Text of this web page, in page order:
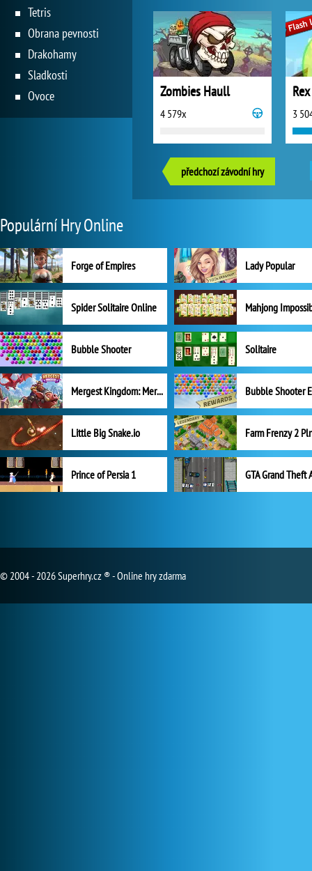
Zombies Haull
4 579x 3
předchozí závodní hry
Tetris
Obrana pevnosti
Drakohamy
Sladkosti
Ovoce
Populární Hry Online
Forge of Empires Lady Popular
Spider Solitaire Online Mahjong
Bubble Shooter Solitaire
Mergest Kingdom: Merge Puzzle
Little Big Snake.io
Prince of Persia 1 GTA Grand Theft
© 2004 - 2026 Superhry.cz ® - Online hry zdarma